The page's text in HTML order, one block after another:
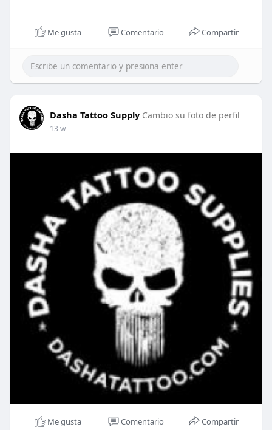
Me gusta Comentario Compartir
Dasha Tattoo Supply Cambio su foto de perfil
13 w
Me gusta Comentario Compartir